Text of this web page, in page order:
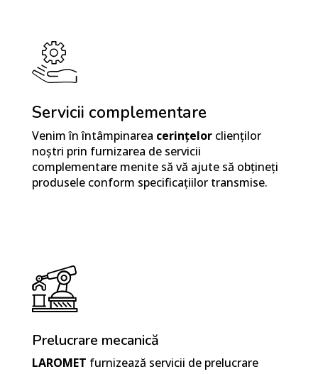
Servicii complementare
Venim în întâmpinarea cerințelorclienților
noștri prin furnizarea de servicii
complementare menite să vă ajute să obțineți
produsele conform specificațiilor transmise.
Prelucrare mecanică
LAROMET furnizează servicii de prelucrare